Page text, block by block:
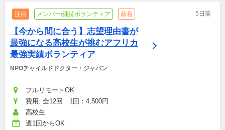
注目 メンバー/継続ボランティア 新着 5日前
【今から間に合う】志望理由書が
最強になる高校生が挑むアフリカ
最強実績ボランティア
NPOチャイルドドクター・ジャパン
フルリモートOK
費用: 全12回　1回：4,500円
高校生
週1回からOK